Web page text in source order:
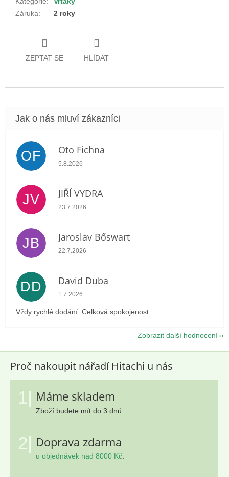
Záruka: 2 roky
ZEPTAT SE HLÍDAT
OF Oto Fichna
Hodnocení obchodu je 5 z 5 hvězdiček.
5.8.2026
JV JIŘÍ VYDRA
Hodnocení obchodu je 5 z 5 hvězdiček.
23.7.2026
JB Jaroslav Bőswart
Hodnocení obchodu je 5 z 5 hvězdiček.
22.7.2026
DD David Duba
Hodnocení obchodu je 5 z 5 hvězdiček.
1.7.2026
Vždy rychlé dodání. Celková spokojenost.
Zobrazit další hodnocení
Proč nakoupit nářadí Hitachi u nás
1| Máme skladem
Zboží budete mít do 3 dnů.
2| Doprava zdarma
u objednávek nad 8000 Kč.